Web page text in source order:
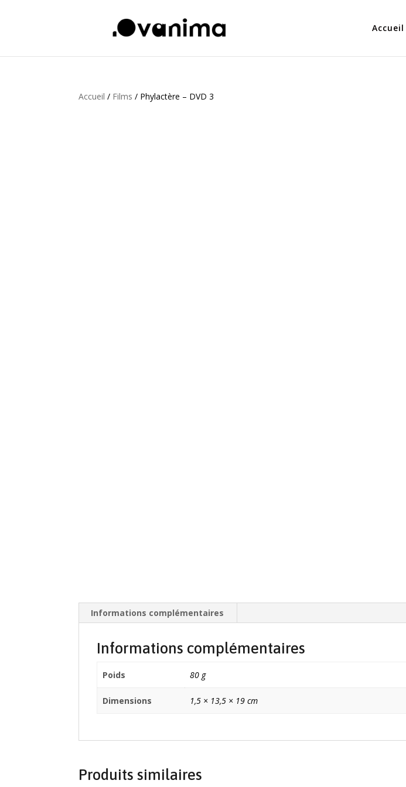
Accueil
Accueil / Films / Phylactère – DVD 3
Informations complémentaires
Informations complémentaires
Poids 80 g
Dimensions 1,5 × 13,5 × 19 cm
Produits similaires